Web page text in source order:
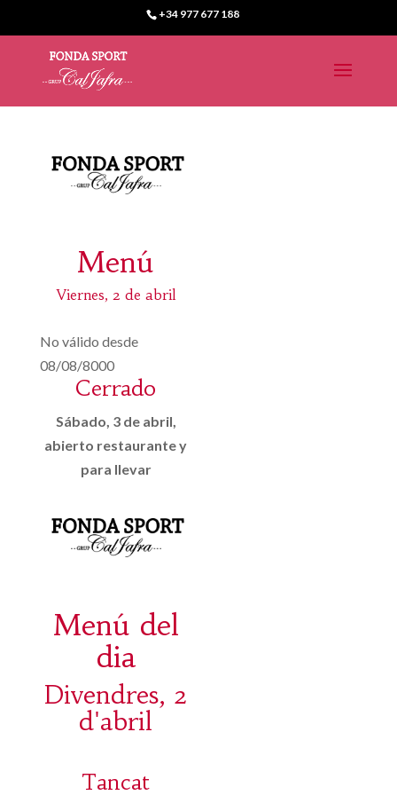
+34 977 677 188
Menú
Viernes, 2 de abril
No válido desde
08/08/8000
Cerrado
Sábado, 3 de abril,
abierto restaurante y
para llevar
Menú del
dia
Divendres, 2
d'abril
Tancat